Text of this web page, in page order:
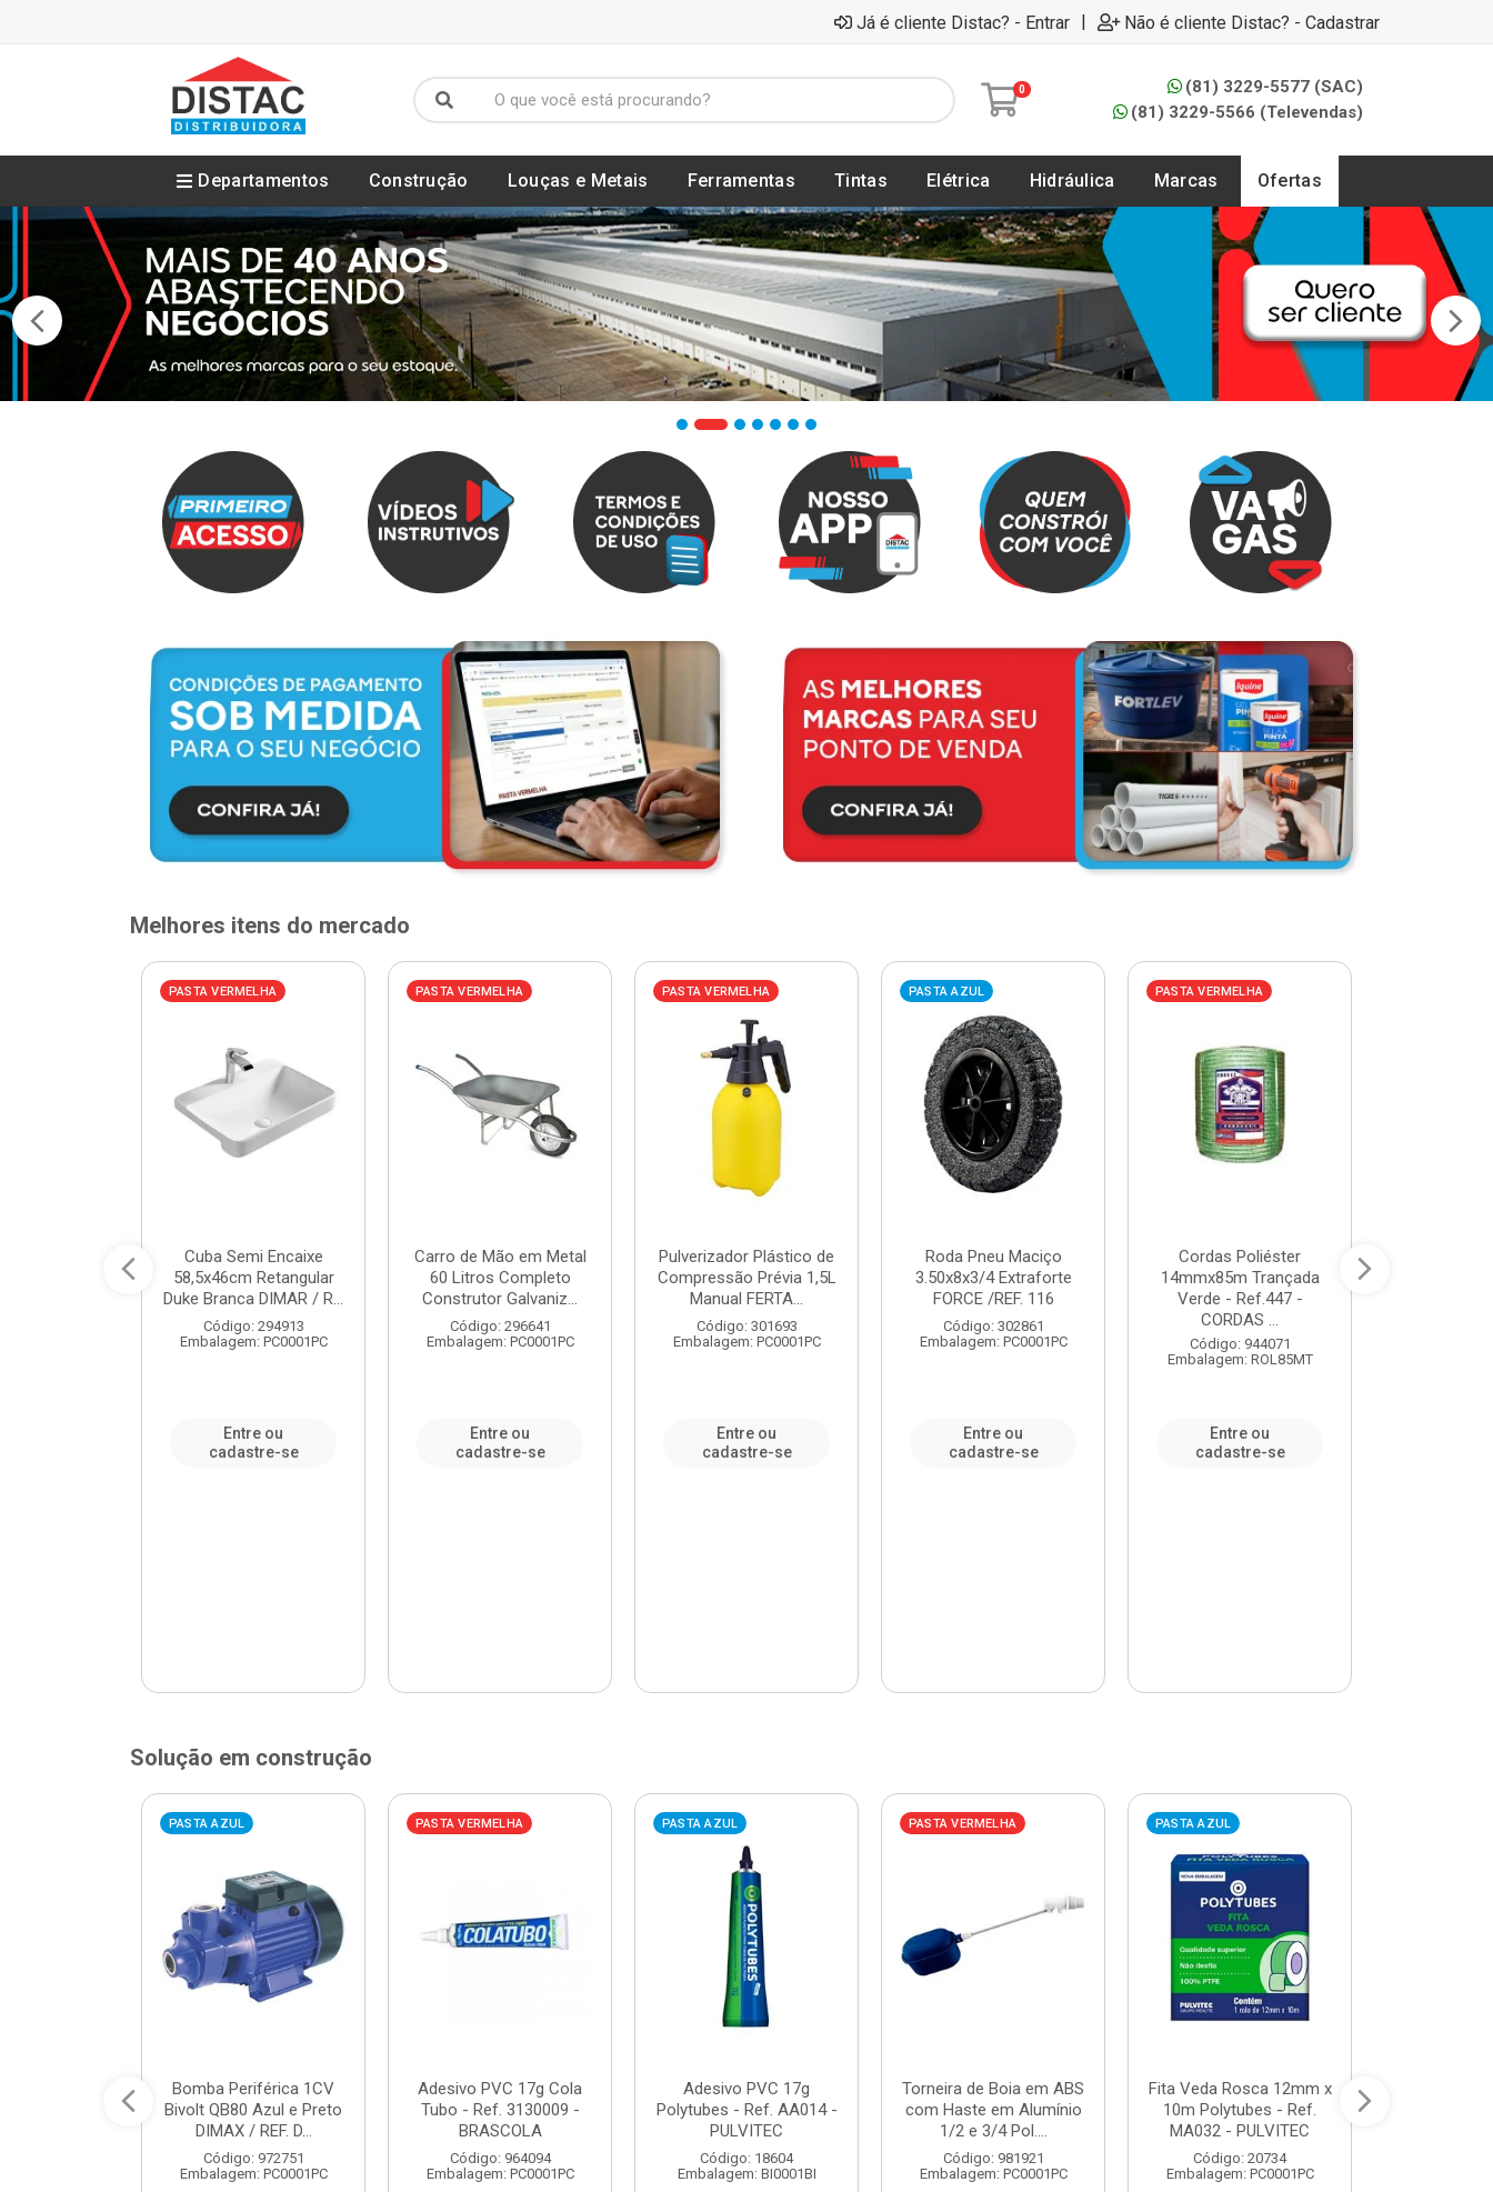
Já é cliente Distac? - Entrar | Não é cliente Distac? - Cadastrar
0
(81) 3229-5577 (SAC)
(81) 3229-5566 (Televendas)
Departamentos Construção Louças e Metais Ferramentas Tintas Elétrica Hidráulica Marcas Ofertas
Melhores itens do mercado
PASTA VERMELHA
Cuba Semi Encaixe
58,5x46cm Retangular
Duke Branca DIMAR / R...
Código: 294913
Embalagem: PC0001PC
Entre ou
cadastre-se
PASTA VERMELHA
Carro de Mão em Metal
60 Litros Completo
Construtor Galvaniz...
Código: 296641
Embalagem: PC0001PC
Entre ou
cadastre-se
PASTA VERMELHA
Pulverizador Plástico de
Compressão Prévia 1,5L
Manual FERTA...
Código: 301693
Embalagem: PC0001PC
Entre ou
cadastre-se
PASTA AZUL
Roda Pneu Maciço
3.50x8x3/4 Extraforte
FORCE /REF. 116
Código: 302861
Embalagem: PC0001PC
Entre ou
cadastre-se
PASTA VERMELHA
Cordas Poliéster
14mmx85m Trançada
Verde - Ref.447 -
CORDAS ...
Código: 944071
Embalagem: ROL85MT
Entre ou
cadastre-se
Solução em construção
PASTA AZUL
Bomba Periférica 1CV
Bivolt QB80 Azul e Preto
DIMAX / REF. D...
Código: 972751
Embalagem: PC0001PC
PASTA VERMELHA
Adesivo PVC 17g Cola
Tubo - Ref. 3130009 -
BRASCOLA
Código: 964094
Embalagem: PC0001PC
PASTA AZUL
Adesivo PVC 17g
Polytubes - Ref. AA014 -
PULVITEC
Código: 18604
Embalagem: BI0001BI
PASTA VERMELHA
Torneira de Boia em ABS
com Haste em Alumínio
1/2 e 3/4 Pol....
Código: 981921
Embalagem: PC0001PC
PASTA AZUL
Fita Veda Rosca 12mm x
10m Polytubes - Ref.
MA032 - PULVITEC
Código: 20734
Embalagem: PC0001PC